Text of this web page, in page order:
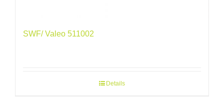
SWF/ Valeo 511002
Details